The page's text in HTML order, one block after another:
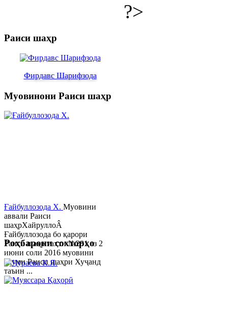
?>
Раиси шаҳр
Фирдавс Шарифзода
Муовинони Раиси шаҳр
Ғайбуллозода Х. Муовини
аввали Раиси
шаҳрХайруллоÂ
Ғайбуллозода бо қарори
Раиси шаҳр таҳти №281 аз 2
июни соли 2016 муовини
якуми Раиси шаҳри Хуҷанд
таъин ...
Роҳбарони сохторҳо